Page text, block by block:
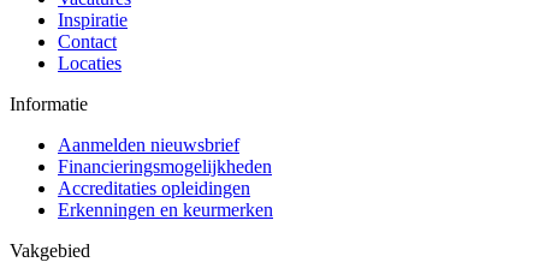
Inspiratie
Contact
Locaties
Informatie
Aanmelden nieuwsbrief
Financieringsmogelijkheden
Accreditaties opleidingen
Erkenningen en keurmerken
Vakgebied